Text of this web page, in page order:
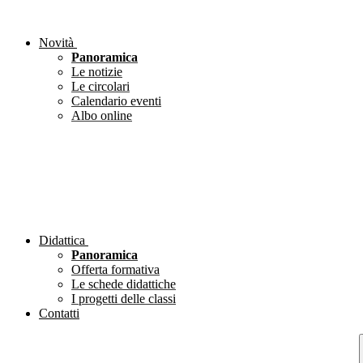
Novità
Panoramica
Le notizie
Le circolari
Calendario eventi
Albo online
Didattica
Panoramica
Offerta formativa
Le schede didattiche
I progetti delle classi
Contatti